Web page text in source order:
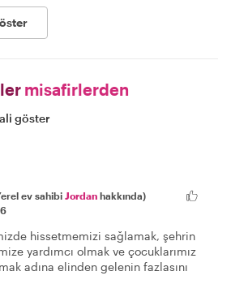
misafirlerden
göster
ev sahibi Jordan hakkında)
hissetmemizi sağlamak, şehrin
yardımcı olmak ve çocuklarımız
adına elinden gelenin fazlasını